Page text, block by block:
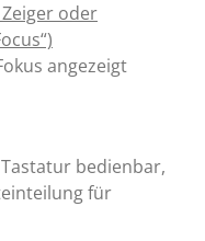
oder
angezeigt
bedienbar,
für